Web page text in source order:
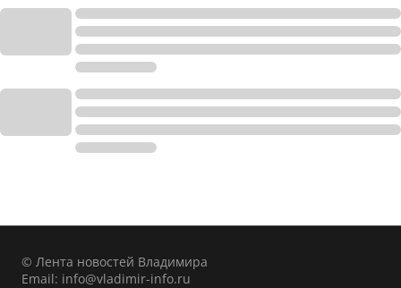
© Лента новостей Владимира
Email: info@vladimir-info.ru